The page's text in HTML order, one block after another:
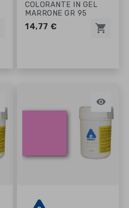
COLORANTE IN GEL
MARRONE GR 95
14,77 € shopping_cart
